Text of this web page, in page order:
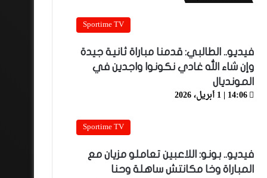
Sportime TV
فيديو.. الطالبي: قدمنا مباراة ثانية جيدة
وإن شاء الله غادي نكونوا واجدين في
المونديال
14:06 | 1 أبريل، 2026
Sportime TV
فيديو.. بونو: اللاعبين تعاملو مزيان مع
المباراة وخا مكانتش ساهلة وحنا